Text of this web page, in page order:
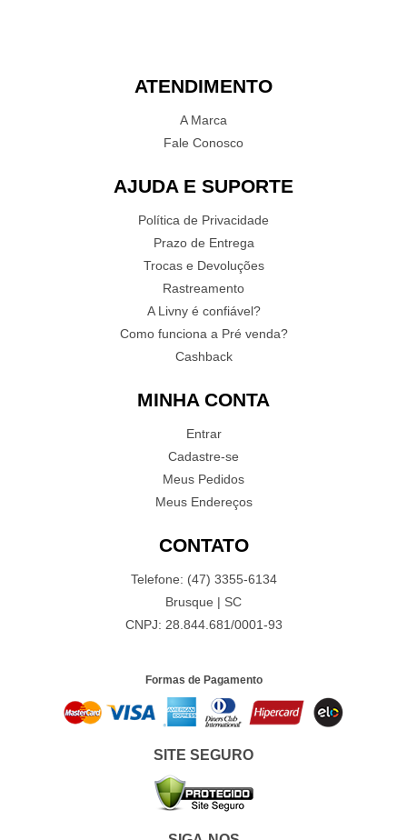
ATENDIMENTO
A Marca
Fale Conosco
AJUDA E SUPORTE
Política de Privacidade
Prazo de Entrega
Trocas e Devoluções
Rastreamento
A Livny é confiável?
Como funciona a Pré venda?
Cashback
MINHA CONTA
Entrar
Cadastre-se
Meus Pedidos
Meus Endereços
CONTATO
Telefone: (47) 3355-6134
Brusque | SC
CNPJ: 28.844.681/0001-93
Formas de Pagamento
SITE SEGURO